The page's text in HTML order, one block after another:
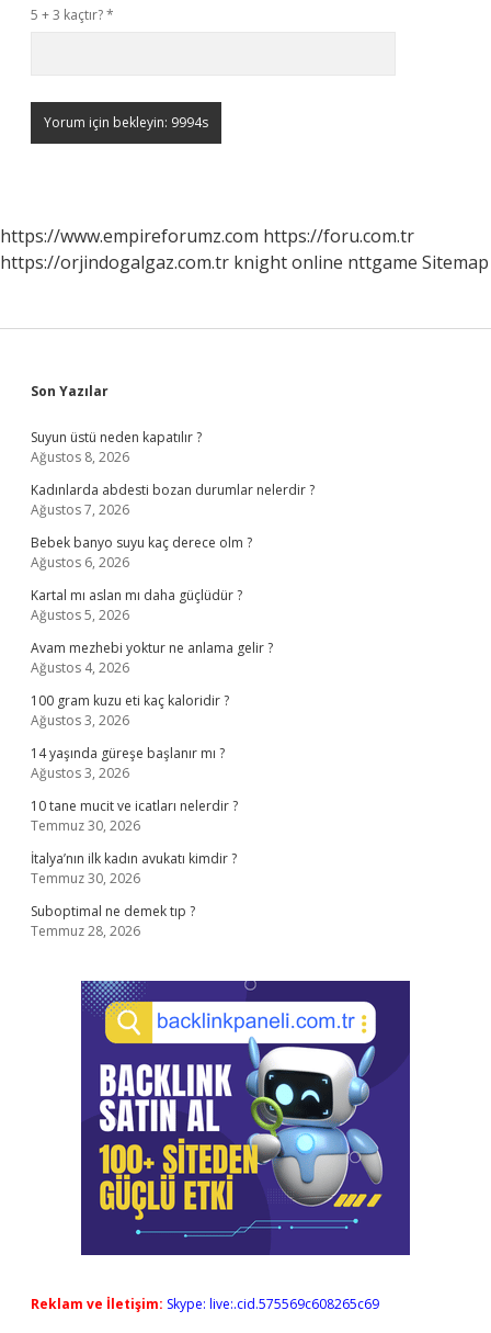
5 + 3 kaçtır?*
https://www.empireforumz.com https://foru.com.tr
https://orjindogalgaz.com.tr knight online nttgame Sitemap
Sidebar
Son Yazılar
Suyun üstü neden kapatılır ?
Ağustos 8, 2026
Kadınlarda abdesti bozan durumlar nelerdir ?
Ağustos 7, 2026
Bebek banyo suyu kaç derece olm ?
Ağustos 6, 2026
Kartal mı aslan mı daha güçlüdür ?
Ağustos 5, 2026
Avam mezhebi yoktur ne anlama gelir ?
Ağustos 4, 2026
100 gram kuzu eti kaç kaloridir ?
Ağustos 3, 2026
14 yaşında güreşe başlanır mı ?
Ağustos 3, 2026
10 tane mucit ve icatları nelerdir ?
Temmuz 30, 2026
İtalya’nın ilk kadın avukatı kimdir ?
Temmuz 30, 2026
Suboptimal ne demek tıp ?
Temmuz 28, 2026
Reklam ve İletişim: Skype: live:.cid.575569c608265c69